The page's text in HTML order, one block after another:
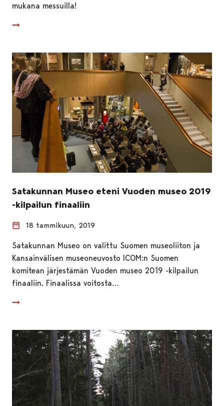
mukana messuilla!
Satakunnan Museo eteni Vuoden museo 2019
-kilpailun finaaliin
18 tammikuun, 2019
Satakunnan Museo on valittu Suomen museoliiton ja
Kansainvälisen museoneuvosto ICOM:n Suomen
komitean järjestämän Vuoden museo 2019 -kilpailun
finaaliin. Finaalissa voitosta…